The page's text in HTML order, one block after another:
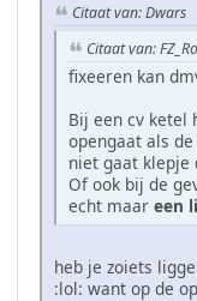
Citaat van: Dwars
Citaat van:
fixeeren kan
Bij een cv ketel
opengaat als
niet gaat klepje
Of ook bij de
echt maar een
heb je zoiets
:lol: want op de